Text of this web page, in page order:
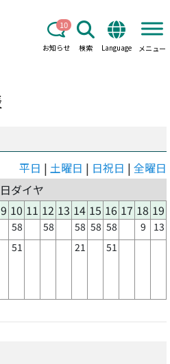
お知らせ
10
検索 Language メニュー
平日 | 土曜日 | 日祝日 | 全曜日
ダイヤ
9 10 11 12 13 14 15 16 17 18 19
58 58 58 58 58 9 13
51 21 51